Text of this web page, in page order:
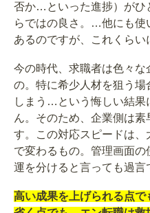
否か…といった進捗）がひ
らではの良さ。…他にも使
あるのですが、これくらい
今の時代、求職者は色々
の。特に希少人材を狙う
しまう…という悔しい結果
ん。そのため、企業側は
す。この対応スピードは、
で変わるもの。管理画面
運を分けると言っても過言
高い成果を上げられる点